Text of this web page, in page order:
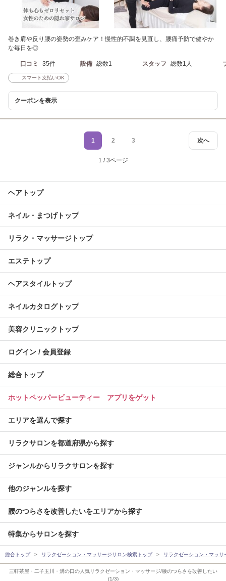
三軒茶屋・二子玉川・溝の口の人気リラクゼーション・マッサージ/腰のつらさを改善したい
(1/3)
巻き肩や反り腰の姿勢の歪みケア！慢性的不調を見直し、腰痛予防で健やか
な毎日を◎
口コミ 35件 設備 総数1 スタッフ 総数1人
スマート支払いOK
クーポンを表示
次へ
1 2 3
1 / 3ページ
ヘアトップ
ネイル・まつげトップ
リラク・マッサージトップ
エステトップ
ヘアスタイルトップ
ネイルカタログトップ
美容クリニックトップ
ログイン / 会員登録
総合トップ
ホットペッパービューティー アプリをゲット
エリアを選んで探す
リラクサロンを都道府県から探す
ジャンルからリラクサロンを探す
他のジャンルを探す
腰のつらさを改善したいをエリアから探す
特集からサロンを探す
総合トップ リラクゼーション・マッサージサロン検索トップ リラクゼーション・マッ